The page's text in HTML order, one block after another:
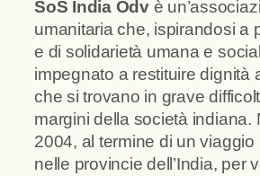
SoS India Odvè
umanitaria che, ispirandosi a
e di solidarietà umana e
impegnato a restituire dignità
che si trovano in grave
margini della società indiana.
2004, al termine di un viaggio
nelle provincie dell’India, per